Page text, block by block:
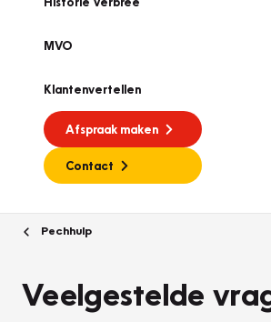
MVO
Klantenvertellen
Afspraak maken
Contact
Pechhulp
Veelgestelde